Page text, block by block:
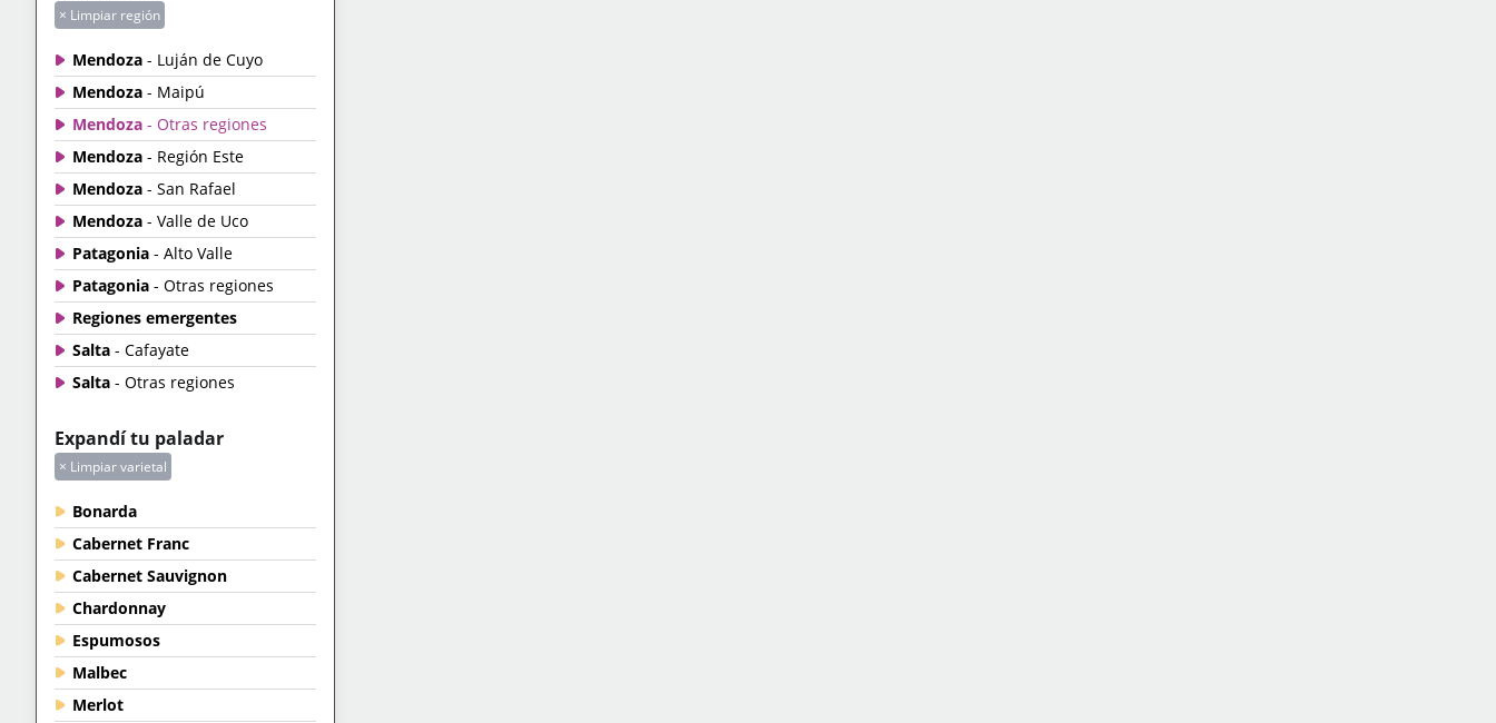
× Limpiar región
Mendoza - Luján de Cuyo
Mendoza - Maipú
Mendoza - Otras regiones
Mendoza - Región Este
Mendoza - San Rafael
Mendoza - Valle de Uco
Patagonia - Alto Valle
Patagonia - Otras regiones
Regiones emergentes
Salta - Cafayate
Salta - Otras regiones
Expandí tu paladar
× Limpiar varietal
Bonarda
Cabernet Franc
Cabernet Sauvignon
Chardonnay
Espumosos
Malbec
Merlot